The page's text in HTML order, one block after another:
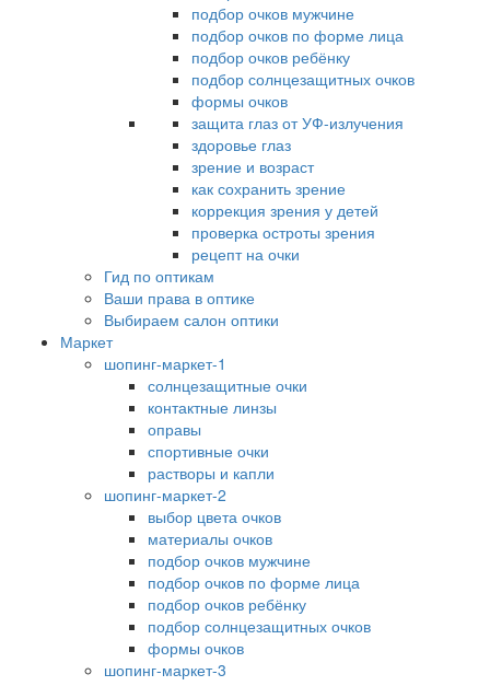
подбор очков мужчине
подбор очков по форме лица
подбор очков ребёнку
подбор солнцезащитных очков
формы очков
защита глаз от УФ-излучения
здоровье глаз
зрение и возраст
как сохранить зрение
коррекция зрения у детей
проверка остроты зрения
рецепт на очки
Гид по оптикам
Ваши права в оптике
Выбираем салон оптики
Маркет
шопинг-маркет-1
солнцезащитные очки
контактные линзы
оправы
спортивные очки
растворы и капли
шопинг-маркет-2
выбор цвета очков
материалы очков
подбор очков мужчине
подбор очков по форме лица
подбор очков ребёнку
подбор солнцезащитных очков
формы очков
шопинг-маркет-3